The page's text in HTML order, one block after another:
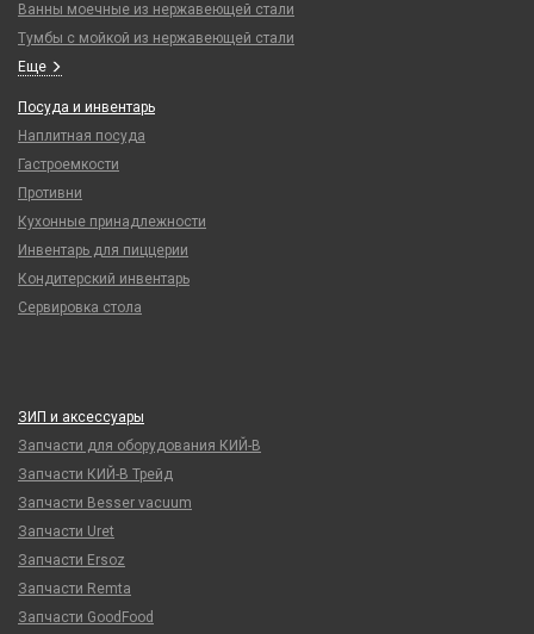
Ванны моечные из нержавеющей стали
Тумбы с мойкой из нержавеющей стали
Еще
Посуда и инвентарь
Наплитная посуда
Гастроемкости
Противни
Кухонные принадлежности
Инвентарь для пиццерии
Кондитерский инвентарь
Сервировка стола
ЗИП и аксессуары
Запчасти для оборудования КИЙ-В
Запчасти КИЙ-В Трейд
Запчасти Besser vacuum
Запчасти Uret
Запчасти Ersoz
Запчасти Remta
Запчасти GoodFood